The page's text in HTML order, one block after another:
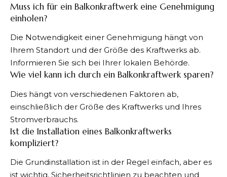
Muss ich für ein Balkonkraftwerk eine Genehmigung
einholen?
Die Notwendigkeit einer Genehmigung hängt von
Ihrem Standort und der Größe des Kraftwerks ab.
Informieren Sie sich bei Ihrer lokalen Behörde.
Wie viel kann ich durch ein Balkonkraftwerk sparen?
Dies hängt von verschiedenen Faktoren ab,
einschließlich der Größe des Kraftwerks und Ihres
Stromverbrauchs.
Ist die Installation eines Balkonkraftwerks
kompliziert?
Die Grundinstallation ist in der Regel einfach, aber es
ist wichtig, Sicherheitsrichtlinien zu beachten und